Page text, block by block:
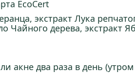
EcoCert
экстракт Лука
Чайного дерева, экстракт
акне два раза в день